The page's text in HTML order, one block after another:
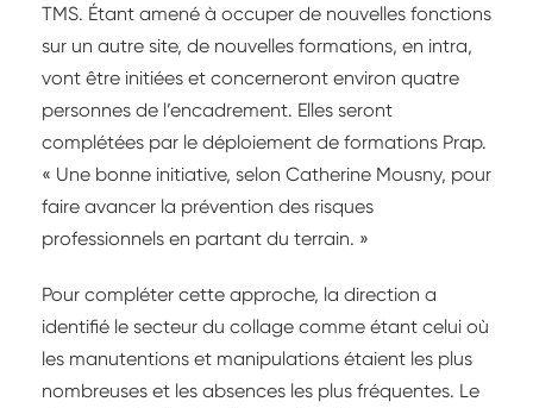
TMS. Étant amené à occuper de nouvelles fonctions
sur un autre site, de nouvelles formations, en intra,
vont être initiées et concerneront environ quatre
personnes de l’encadrement. Elles seront
complétées par le déploiement de formations Prap.
« Une bonne initiative, selon Catherine Mousny, pour
faire avancer la prévention des risques
professionnels en partant du terrain. »
Pour compléter cette approche, la direction a
identifié le secteur du collage comme étant celui où
les manutentions et manipulations étaient les plus
nombreuses et les absences les plus fréquentes. Le